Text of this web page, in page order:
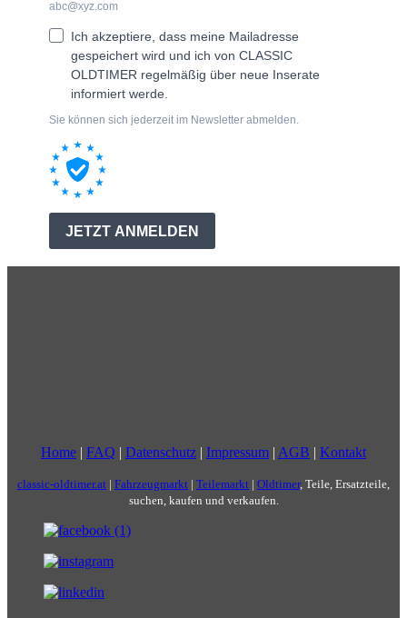
Home | FAQ | Datenschutz | Impressum | AGB | Kontakt
classic-oldtimer.at | Fahrzeugmarkt | Teilemarkt | Oldtimer, Teile, Ersatzteile,
suchen, kaufen und verkaufen.